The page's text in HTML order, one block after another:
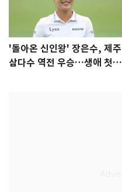
'돌아온 신인왕' 장은수, 제주
삼다수 역전 우승…생애 첫승